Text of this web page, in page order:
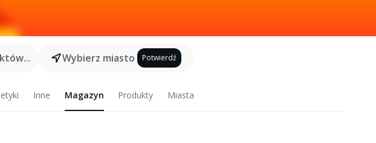
Wybierz miasto Potwierdź
Inne Magazyn Produkty Miasta